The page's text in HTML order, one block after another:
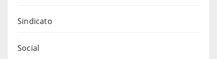
Sindicato
Social